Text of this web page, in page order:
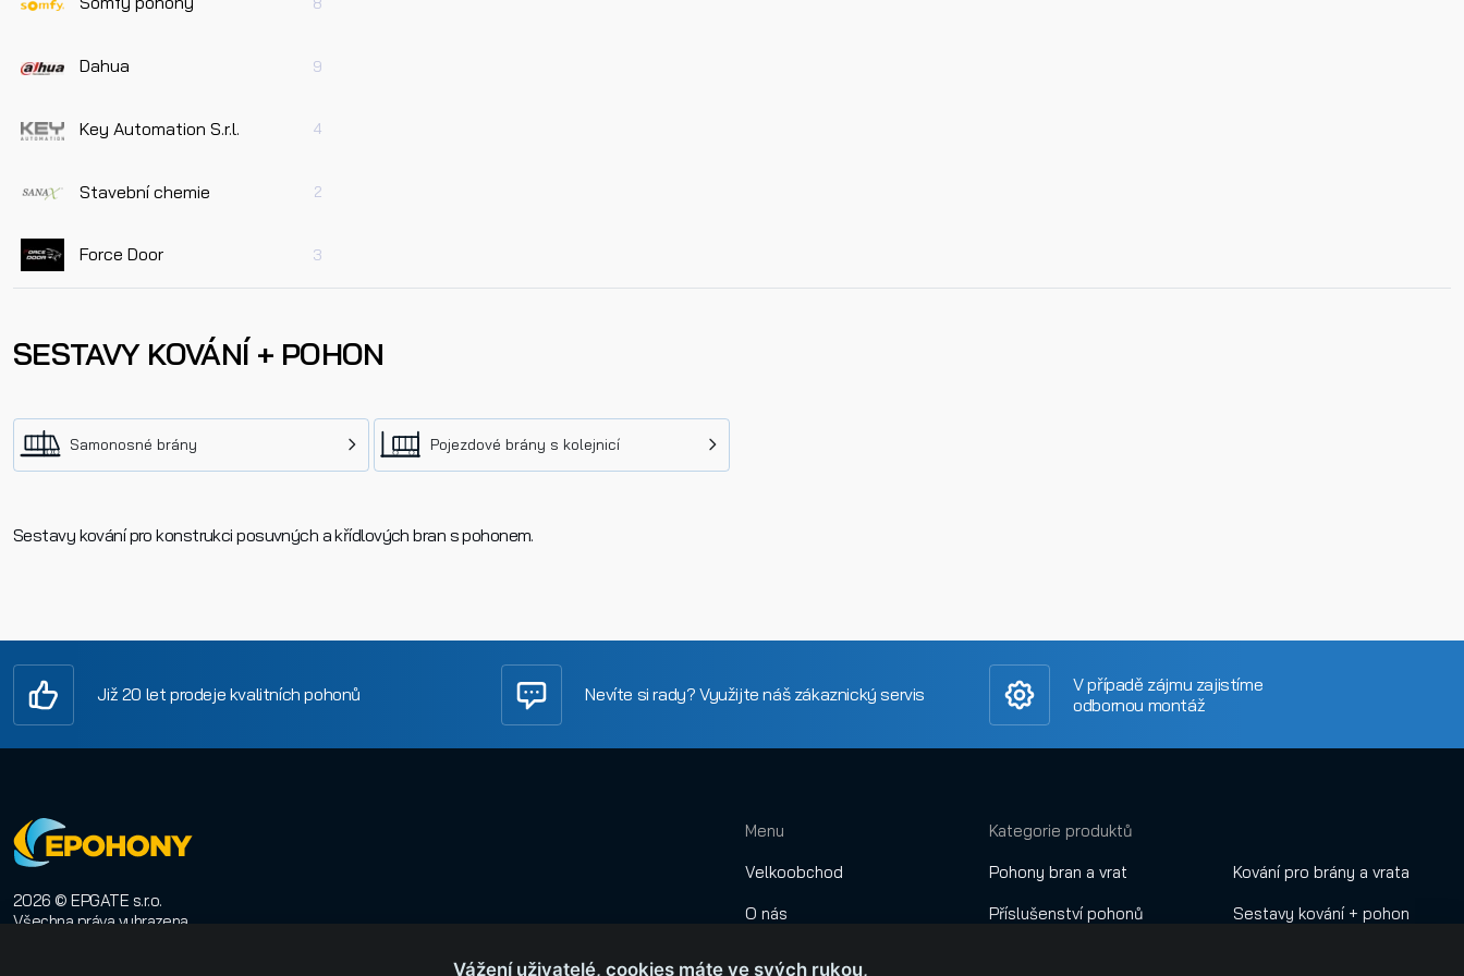
Dahua 9
Key Automation S.r.l. 4
Stavební chemie 2
Force Door 3
SESTAVY KOVÁNÍ + POHON
Samonosné brány Pojezdové brány s kolejnicí
Sestavy kování pro konstrukci posuvných a křídlových bran s pohonem.
Již 20 let prodeje kvalitních pohonů Nevíte si rady? Využijte náš zákaznický servis
V případě zájmu zajistíme
odbornou montáž
2026 © EPGATE s.r.o.
Všechna práva vyhrazena
Menu
Velkoobchod
O nás
Kategorie produktů
Pohony bran a vrat
Příslušenství pohonů
Kování pro brány a vrata
Sestavy kování + pohon
Vážení uživatelé, cookies máte ve svých rukou,